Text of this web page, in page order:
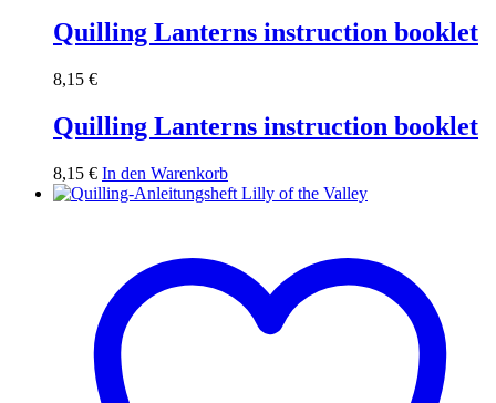
Quilling Lanterns instruction booklet
8,15 €
Quilling Lanterns instruction booklet
8,15 € In den Warenkorb